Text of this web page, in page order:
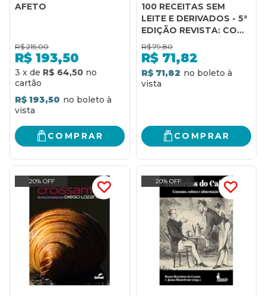
AFETO
R$ 215,00
R$ 193,50
3 x de R$ 64,50
R$ 193,50
COMPRAR
100 RECEITAS SEM
LEITE E DERIVADOS - 5ª
EDIÇÃO REVISTA: COM
NOVAS RECEITAS
R$ 79,80
R$ 71,82
R$ 71,82
COMPRAR
20% OFF 20% OFF